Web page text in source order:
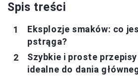
Spis treści
Eksplozje smaków: co
pstrąga?
Szybkie i proste
idealne do dania